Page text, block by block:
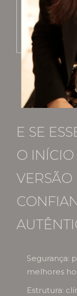
E SE
O
Segurança:
melhores
Estrutura: